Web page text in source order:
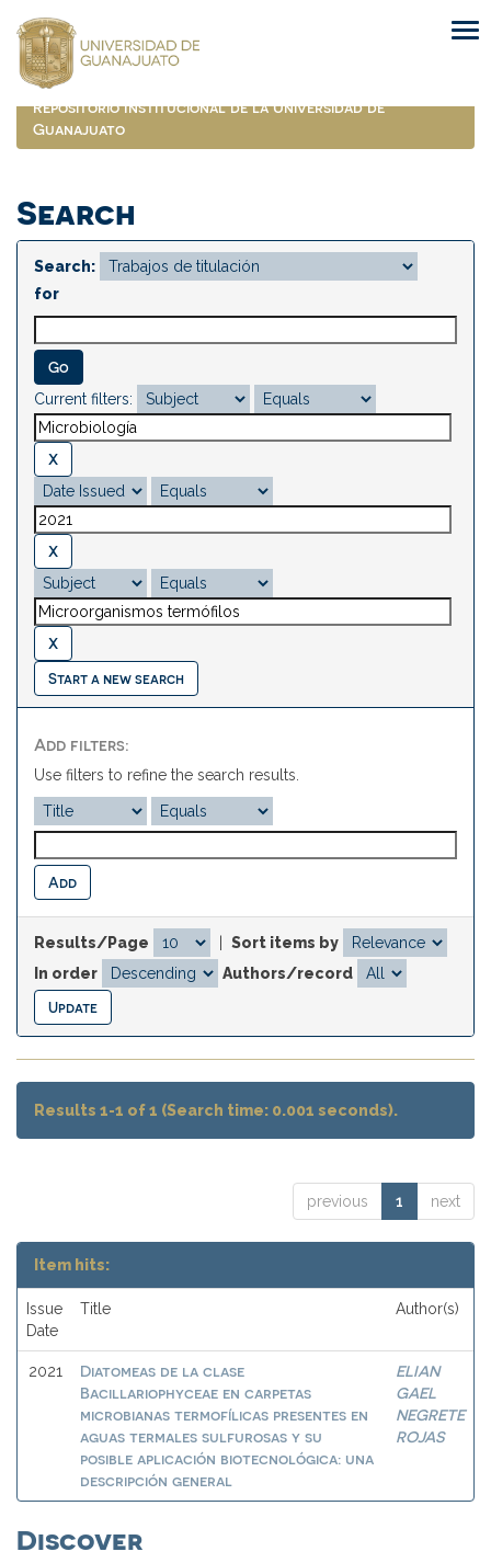
navigation
Repositorio Institucional de la Universidad de
Guanajuato
Search
Search:
for
Current filters:
Start a new search
Add filters:
Use filters to refine the search results.
Results/Page
Sort items by
In order
Authors/record
Results 1-1 of 1 (Search time: 0.001 seconds).
previous 1 next
Item hits:
Issue
Date
Title Author(s)
2021
Diatomeas de la clase
Bacillariophyceae en carpetas
microbianas termofílicas presentes en
aguas termales sulfurosas y su
posible aplicación biotecnológica: una
descripción general
ELIAN
GAEL
NEGRETE
ROJAS
Discover